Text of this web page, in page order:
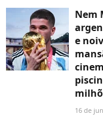
Nem
e
16 de